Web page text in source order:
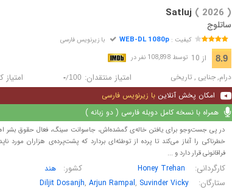
Satluj ( 2026 )
ساتلوج
کیفیت :WEB-DL 1080p با زیرنویس فارسی
8.9 از 10 توسط 108,898 نفر در
درام, جنایی , تاریخی امتیاز منتقدان: -/100 امتیاز
امکان پخش آنلاین با زیرنویس فارسی
همراه با نسخه کامل دوبله فارسی ( دو زبانه )
در پی جست‌وجو برای یافتن خاله‌ی گمشده‌اش، جاسوانت سینگ، فعال حقوق بشر
خطرناکی را آغاز می‌کند تا پرده از توطئه‌ای بردارد که پشت‌پرده‌ی هزاران مورد
فراقانونی قرار دارد و ...
کارگردانی: Honey Trehan کشور: هند
ستارگان: Diljit Dosanjh, Arjun Rampal, Suvinder Vicky